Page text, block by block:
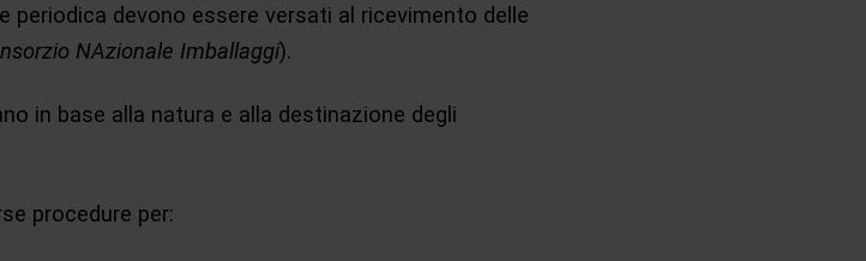
periodica devono essere versati al ricevimento delle
NAzionale Imballaggi).
in base alla natura e alla destinazione degli
procedure per: